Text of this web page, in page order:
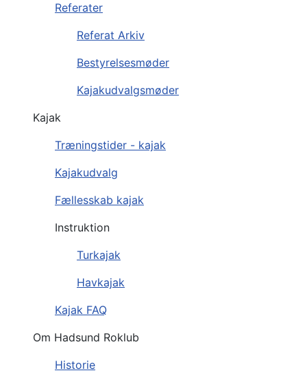
Referater
Referat Arkiv
Bestyrelsesmøder
Kajakudvalgsmøder
Kajak
Træningstider - kajak
Kajakudvalg
Fællesskab kajak
Instruktion
Turkajak
Havkajak
Kajak FAQ
Om Hadsund Roklub
Historie